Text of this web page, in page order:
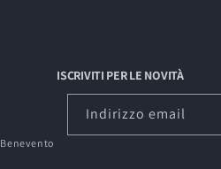
ISCRIVITI PER LE NOVITÀ
Indirizzo email